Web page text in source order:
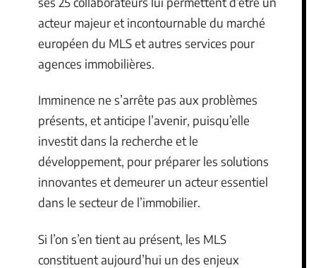
acteur majeur et incontournable du marché
européen du MLS et autres services pour
agences immobilières.
Imminence ne s’arrête pas aux problèmes
présents, et anticipe l’avenir, puisqu’elle
investit dans la recherche et le
développement, pour préparer les solutions
innovantes et demeurer un acteur essentiel
dans le secteur de l’immobilier.
Si l’on s’en tient au présent, les MLS
constituent aujourd’hui un des enjeux